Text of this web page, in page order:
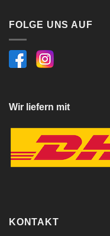
FOLGE UNS AUF
Wir liefern mit
KONTAKT